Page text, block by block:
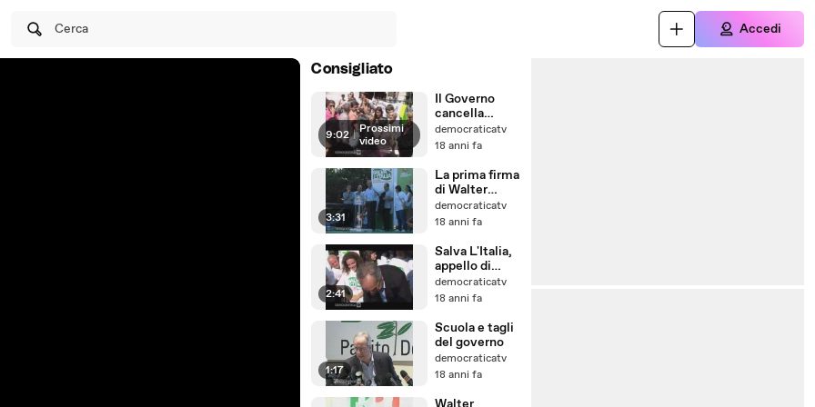
Cerca Accedi
Consigliato
9:02 | Prossimi
video
Il Governo
cancella
150.000
cattedre
democraticatv
18 anni fa
3:31
La prima firma
di Walter
Veltroni Salva
L'Italia
democraticatv
18 anni fa
2:41
Salva L'Italia,
appello di
Walter
Veltroni
democraticatv
18 anni fa
1:17
Scuola e tagli
del governo
democraticatv
18 anni fa